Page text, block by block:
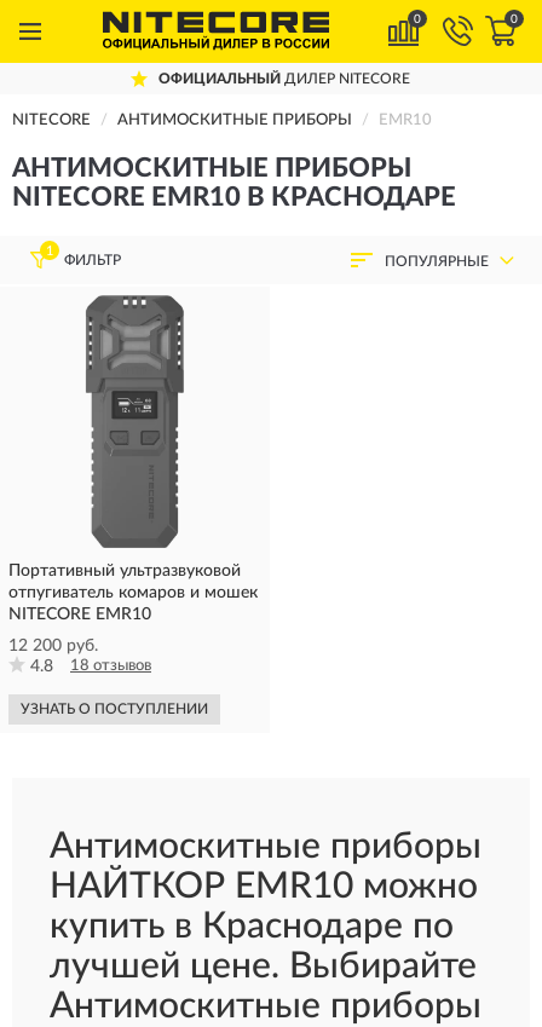
0 0
ОФИЦИАЛЬНЫЙ ДИЛЕР NITECORE
NITECORE АНТИМОСКИТНЫЕ ПРИБОРЫ EMR10
АНТИМОСКИТНЫЕ ПРИБОРЫ
NITECORE EMR10 В КРАСНОДАРЕ
1
ФИЛЬТР ПОПУЛЯРНЫЕ
Портативный ультразвуковой
отпугиватель комаров и мошек
NITECORE EMR10
12 200 руб.
4.8
18 отзывов
УЗНАТЬ О ПОСТУПЛЕНИИ
Антимоскитные приборы
НАЙТКОР EMR10 можно
купить в Краснодаре по
лучшей цене. Выбирайте
Антимоскитные приборы